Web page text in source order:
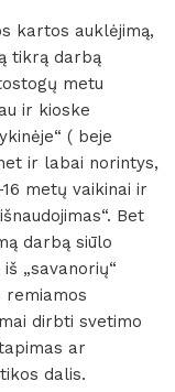
kartos auklėjimą,
tikrą darbą
metu
ir kioske
( beje
ir labai norintys,
metų vaikinai ir
Bet
darbą siūlo
„savanorių“
remiamos
dirbti svetimo
ar
dalis.